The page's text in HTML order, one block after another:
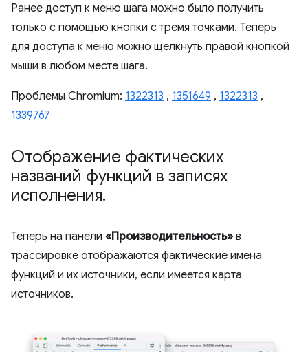
Ранее доступ к меню шага можно было получить
только с помощью кнопки с тремя точками. Теперь
для доступа к меню можно щелкнуть правой кнопкой
мыши в любом месте шага.
Проблемы Chromium: 1322313 , 1351649 , 1322313 ,
1339767
Отображение фактических
названий функций в записях
исполнения.
Теперь на панели «Производительность» в
трассировке отображаются фактические имена
функций и их источники, если имеется карта
источников.